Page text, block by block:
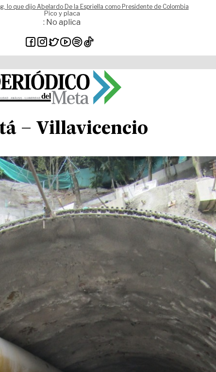
lo que dijo Abelardo De la Espriella como Presidente de Colombia
Pico y placa
: No aplica
– Villavicencio